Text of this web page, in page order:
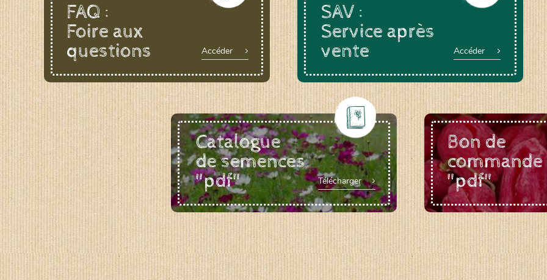
FAQ :
Foire aux
questions
Accéder
SAV :
Service après
vente
Accéder
Catalogue
de semences
"pdf"
Télécharger
Bon de
commande
"pdf"